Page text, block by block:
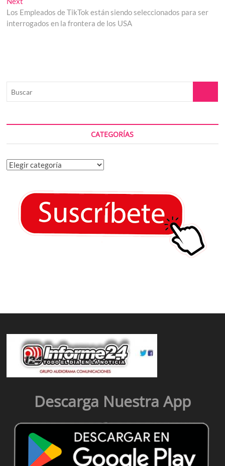
post:
Los Empleados de TikTok están siendo seleccionados para ser
interrogados en la frontera de los USA
CATEGORÍAS
Categorías
Descarga Nuestra App